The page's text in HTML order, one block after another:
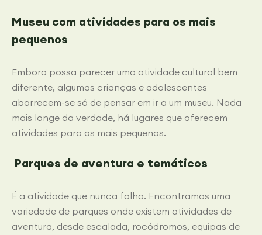
Museu com atividades para os mais
pequenos
Embora possa parecer uma atividade cultural bem
diferente, algumas crianças e adolescentes
aborrecem-se só de pensar em ir a um museu. Nada
mais longe da verdade, há lugares que oferecem
atividades para os mais pequenos.
Parques de aventura e temáticos
É a atividade que nunca falha. Encontramos uma
variedade de parques onde existem atividades de
aventura, desde escalada, rocódromos, equipas de